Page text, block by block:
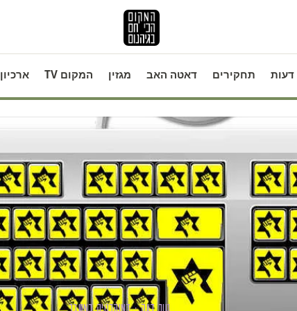
דעות תחקירים דאטה האב מגזין המקום TV ארכיון
טור דעה · דמוקרטיה במשבר